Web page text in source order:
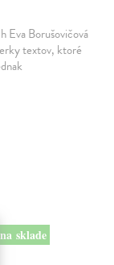
Eva Borušovičová
textov, ktoré
na sklade